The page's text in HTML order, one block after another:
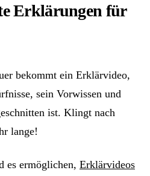
Erklärungen für
bekommt ein Erklärvideo,
sein Vorwissen und
ist. Klingt nach
lange!
es ermöglichen, Erklärvideos